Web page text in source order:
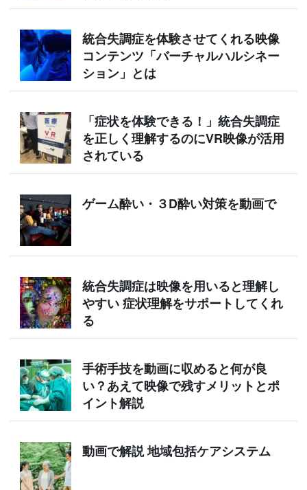
統合失調症を体験させてくれる映像
コンテンツ「バーチャルハルシネー
ション」とは
「症状を体験できる！」統合失調症
を正しく理解するのにVR映像が活用
されている
ゲーム酔い・３D酔い対策を動画で
統合失調症は映像を用いると理解し
やすい 症状理解をサポートしてくれ
る
手術手技を動画に収めると何が良
い？あえて映像で残すメリットとポ
イント解説
動画で解説 地域包括ケアシステム